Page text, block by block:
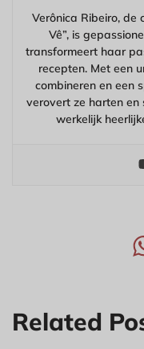
Verônica Ribeiro, de
Vê”, is
transformeert haar
recepten. Met een
combineren en een
verovert ze harten en
werkelijk
Related